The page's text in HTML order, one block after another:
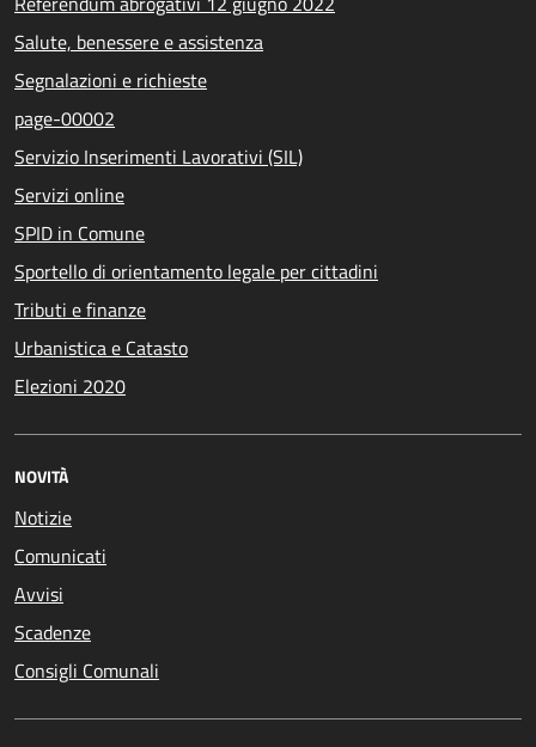
Salute, benessere e assistenza
Segnalazioni e richieste
page-00002
Servizio Inserimenti Lavorativi (SIL)
Servizi online
SPID in Comune
Sportello di orientamento legale per cittadini
Tributi e finanze
Urbanistica e Catasto
Elezioni 2020
NOVITÀ
Notizie
Comunicati
Avvisi
Scadenze
Consigli Comunali